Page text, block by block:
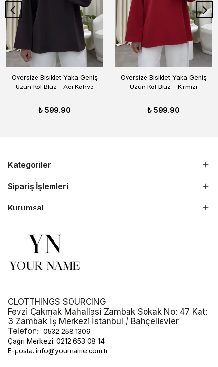
Oversize Bisiklet Yaka Geniş
Uzun Kol Bluz - Acı Kahve
₺ 599.90
Oversize Bisiklet Yaka Geniş
Uzun Kol Bluz - Kırmızı
₺ 599.90
Kategoriler
Sipariş İşlemleri
Kurumsal
CLOTTHINGS SOURCING
Fevzi Çakmak Mahallesi Zambak Sokak No: 47 Kat:
3 Zambak İş Merkezi İstanbul / Bahçelievler
Telefon: 0532 258 1309
Çağrı Merkezi: 0212 653 08 14
E-posta: info@yourname.com.tr